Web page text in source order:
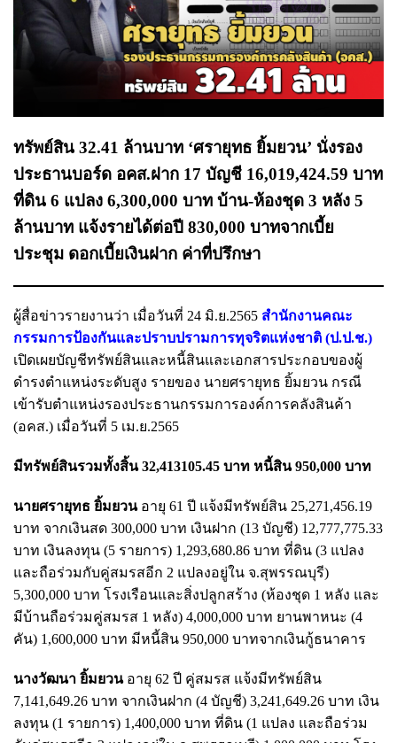
ทรัพย์สิน 32.41 ล้านบาท ‘ศรายุทธ ยิ้มยวน’ นั่งรอง
ประธานบอร์ด อคส.ฝาก 17 บัญชี 16,019,424.59 บาท
ที่ดิน 6 แปลง 6,300,000 บาท บ้าน-ห้องชุด 3 หลัง 5
ล้านบาท แจ้งรายได้ต่อปี 830,000 บาทจากเบี้ย
ประชุม ดอกเบี้ยเงินฝาก ค่าที่ปรึกษา
ผู้สื่อข่าวรายงานว่า เมื่อวันที่ 24 มิ.ย.2565 สำนักงานคณะ
กรรมการป้องกันและปราบปรามการทุจริตแห่งชาติ (ป.ป.ช.)
เปิดเผยบัญชีทรัพย์สินและหนี้สินและเอกสารประกอบของผู้
ดำรงตำแหน่งระดับสูง รายของ นายศรายุทธ ยิ้มยวน กรณี
เข้ารับตำแหน่งรองประธานกรรมการองค์การคลังสินค้า
(อคส.) เมื่อวันที่ 5 เม.ย.2565
มีทรัพย์สินรวมทั้งสิ้น 32,413105.45 บาท หนี้สิน 950,000 บาท
นายศรายุทธ ยิ้มยวนอายุ 61 ปี แจ้งมีทรัพย์สิน 25,271,456.19
บาท จากเงินสด 300,000 บาท เงินฝาก (13 บัญชี) 12,777,775.33
บาท เงินลงทุน (5 รายการ) 1,293,680.86 บาท ที่ดิน (3 แปลง
และถือร่วมกับคู่สมรสอีก 2 แปลงอยู่ใน จ.สุพรรณบุรี)
5,300,000 บาท โรงเรือนและสิ่งปลูกสร้าง (ห้องชุด 1 หลัง และ
มีบ้านถือร่วมคู่สมรส 1 หลัง) 4,000,000 บาท ยานพาหนะ (4
คัน) 1,600,000 บาท มีหนี้สิน 950,000 บาทจากเงินกู้ธนาคาร
นางวัฒนา ยิ้มยวนอายุ 62 ปี คู่สมรส แจ้งมีทรัพย์สิน
7,141,649.26 บาท จากเงินฝาก (4 บัญชี) 3,241,649.26 บาท เงิน
ลงทุน (1 รายการ) 1,400,000 บาท ที่ดิน (1 แปลง และถือร่วม